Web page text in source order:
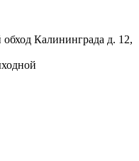
Калининграда д. 12,